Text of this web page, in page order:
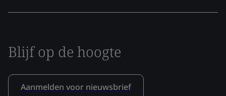
Blijf op de hoogte
Aanmelden voor nieuwsbrief